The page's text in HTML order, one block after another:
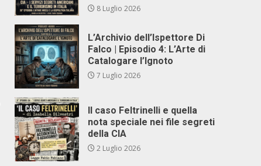
8 Luglio 2026
L’Archivio dell’Ispettore Di
Falco | Episodio 4: L’Arte di
Catalogare l’Ignoto
7 Luglio 2026
Il caso Feltrinelli e quella
nota speciale nei file segreti
della CIA
2 Luglio 2026